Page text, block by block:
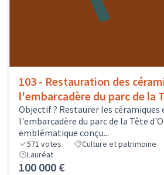
103 - Restauration des
l'embarcadère du parc de la
Objectif ? Restaurer les céramiques
l'embarcadère du parc de la Tête
emblématique conçu...
571 votes Culture et patrimoine
Lauréat
100 000 €